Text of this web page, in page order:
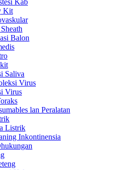
Kab
Kit
Balon
Saliva
Virus
Virus
lan Peralatan
Listrik
Inkontinensia